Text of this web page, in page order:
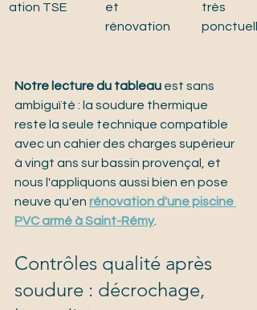
ation TSE
et
rénovation
très
Notre lecture du tableau est sans
ambiguïté : la soudure thermique
reste la seule technique compatible
avec un cahier des charges supérieur
à vingt ans sur bassin provençal, et
nous l'appliquons aussi bien en pose
neuve qu'en rénovation d'une piscine
PVC armé à Saint-Rémy.
Contrôles qualité après
soudure : décrochage,